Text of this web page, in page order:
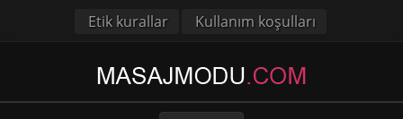
Etik kurallar Kullanım koşulları